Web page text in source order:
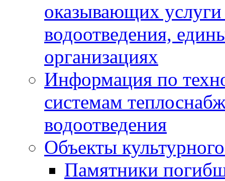
оказывающих
водоотведения,
организациях
Информация по
системам
водоотведения
Объекты
Памятники